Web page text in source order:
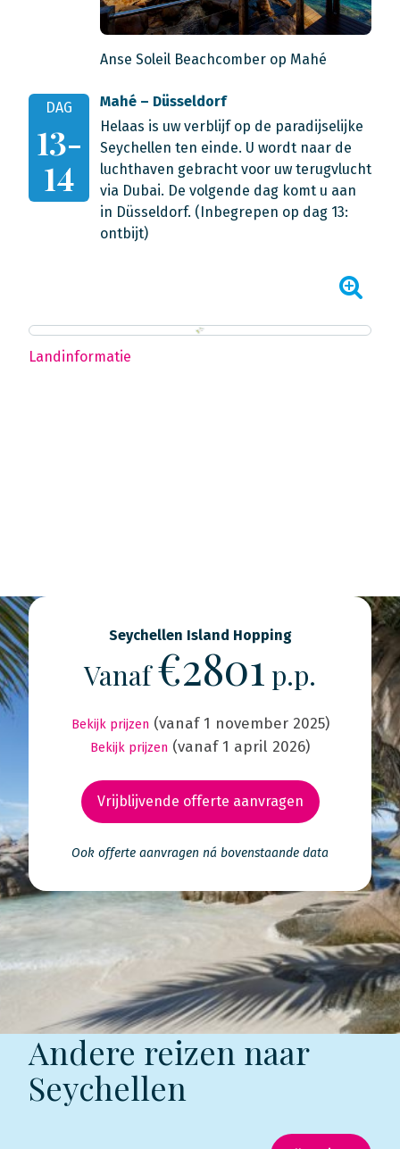
Anse Soleil Beachcomber op Mahé
DAG
13-
14
Mahé – Düsseldorf
Helaas is uw verblijf op de paradijselijke
Seychellen ten einde. U wordt naar de
luchthaven gebracht voor uw terugvlucht
via Dubai. De volgende dag komt u aan
in Düsseldorf. (Inbegrepen op dag 13:
ontbijt)
Landinformatie
Seychellen Island Hopping
Vanaf€2801 p.p.
Bekijk prijzen (vanaf 1 november 2025)
Bekijk prijzen (vanaf 1 april 2026)
Vrijblijvende offerte aanvragen
Ook offerte aanvragen ná bovenstaande data
Andere reizen naar
Seychellen